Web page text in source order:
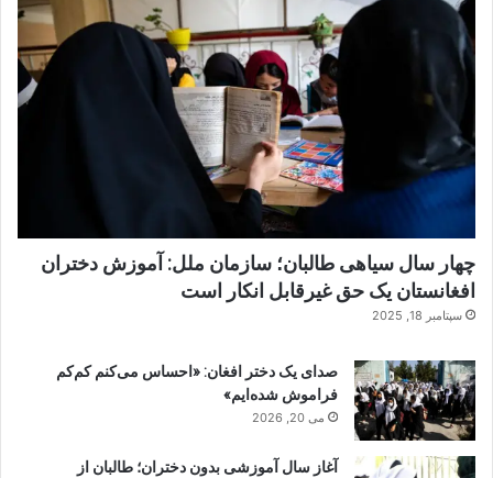
چهار سال سیاهی طالبان؛ سازمان ملل: آموزش دختران
افغانستان یک حق غیرقابل انکار است
سپتامبر 18, 2025
صدای یک دختر افغان: «احساس می‌کنم کم‌کم
فراموش شده‌ایم»
می 20, 2026
آغاز سال آموزشی بدون دختران؛ طالبان از